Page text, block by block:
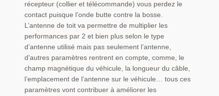
récepteur (collier et télécommande) vous perdez le
contact puisque l’onde butte contre la bosse.
L’antenne de toit va permettre de multiplier les
performances par 2 et bien plus selon le type
d’antenne utilisé mais pas seulement l’antenne,
d’autres paramètres rentrent en compte, comme, le
champ magnétique du véhicule, la longueur du câble,
l’emplacement de l’antenne sur le véhicule… tous ces
paramètres vont contribuer à améliorer les